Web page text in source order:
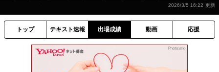
2026/3/5 16:22
トップ テキスト速報 出場成績 動画 応援